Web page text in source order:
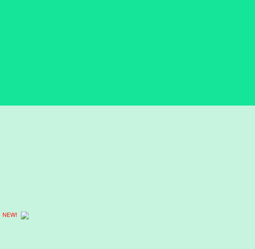
NEW!